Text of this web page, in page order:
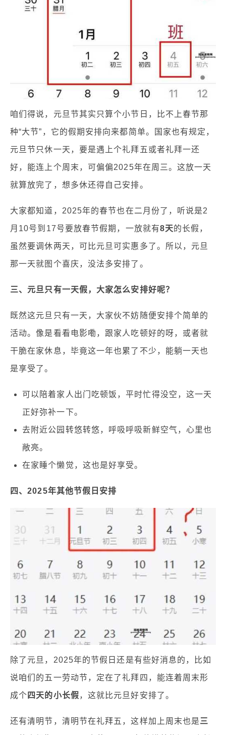
咱们得说，元旦节其实只算个小节日，比不上春节那
种“大节”，它的假期安排向来都简单。国家也有规定，
元旦节只休一天，要是遇上个礼拜五或者礼拜一还
好，能连上个周末，可偏偏2025年在周三。这放一天
就算放完了，想多休还得自己安排。
大家都知道，2025年的春节也在二月份了，听说是2
月10号到17号要放春节假期，一放就有8天的长假，
虽然要调休两天，可比元旦可实惠多了。所以，元旦
那一天就图个喜庆，没法多安排了。
三、元旦只有一天假，大家怎么安排好呢？
既然这元旦只有一天，大家伙不妨随便安排个简单的
活动。像是看看电影嘞，跟家人吃顿好的呀，或者就
干脆在家休息，毕竟这一年也累了不少，能躺一天也
是享受了。
可以陪着家人出门吃顿饭，平时忙得没空，这一天
正好弥补一下。
去附近公园转悠转悠，呼吸呼吸新鲜空气，心里也
敞亮。
在家睡个懒觉，这也是好享受。
四、2025年其他节假日安排
除了元旦，2025年的节假日还是有些好消息的，比如
说咱们的五一劳动节，定在了礼拜四，能连着周末形
成个 四天的小长假，这就比元旦好安排了。
还有清明节，清明节在礼拜五，这样加上周末也是三